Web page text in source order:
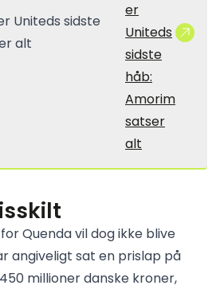
er
Uniteds
sidste
håb:
Amorim
satser
alt
Quenda vil dog ikke blive
angiveligt sat en prislap på
millioner danske kroner,